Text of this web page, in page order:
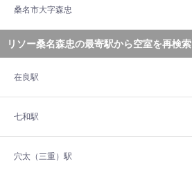
桑名市大字森忠
リソー桑名森忠の最寄駅から空室を再検索
在良駅
七和駅
穴太（三重）駅